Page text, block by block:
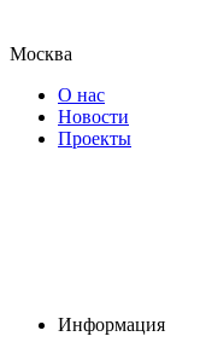
Москва
О нас
Новости
Проекты
Информация